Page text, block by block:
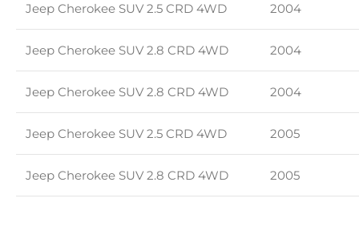
Jeep Cherokee SUV 2.5 CRD 4WD 2004
Jeep Cherokee SUV 2.8 CRD 4WD 2004
Jeep Cherokee SUV 2.8 CRD 4WD 2004
Jeep Cherokee SUV 2.5 CRD 4WD 2005
Jeep Cherokee SUV 2.8 CRD 4WD 2005